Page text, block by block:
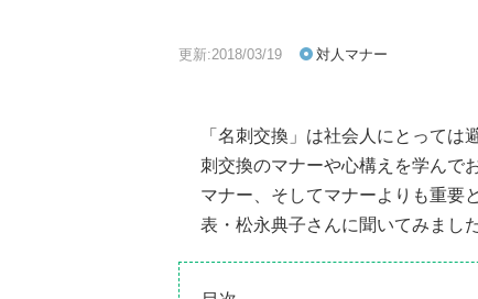
更新:2018/03/19 対人マナー
「名刺交換」は社会人にとって
刺交換のマナーや心構えを学んで
マナー、そしてマナーよりも重要
表・松永典子さんに聞いてみました